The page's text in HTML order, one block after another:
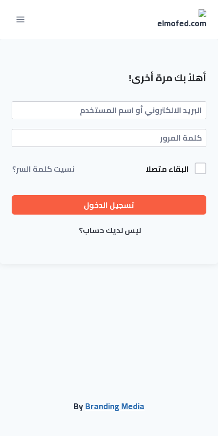
أهلاً بك مرة أخرى!
البقاء متصلا نسيت كلمة السر؟
تسجيل الدخول
ليس لديك حساب؟
ByBranding Media